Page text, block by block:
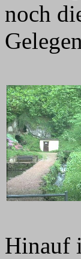
noch
Hinauf